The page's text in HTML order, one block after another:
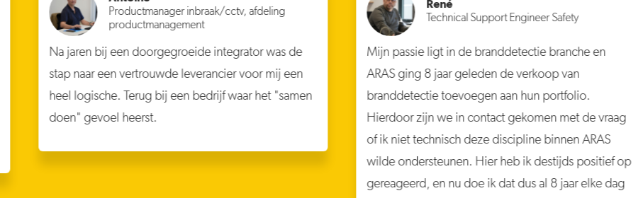
Productmanager inbraak/cctv, afdeling
productmanagement
Na jaren bij een doorgegroeide integrator was de
stap naar een vertrouwde leverancier voor mij een
heel logische. Terug bij een bedrijf waar het "samen
doen" gevoel heerst.
René
Technical Support Engineer Safety
Mijn passie ligt in de branddetectie branche en
ARAS ging 8 jaar geleden de verkoop van
branddetectie toevoegen aan hun portfolio.
Hierdoor zijn we in contact gekomen met de vraag
of ik niet technisch deze discipline binnen ARAS
wilde ondersteunen. Hier heb ik destijds positief op
gereageerd, en nu doe ik dat dus al 8 jaar elke dag